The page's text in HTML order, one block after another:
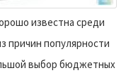
известна среди
причин популярности
выбор бюджетных